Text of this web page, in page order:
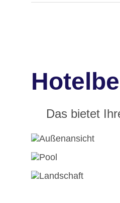
Das bietet